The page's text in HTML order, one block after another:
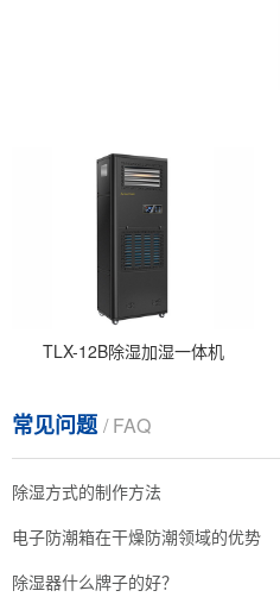
TLX-12B除湿加湿一体机
常见问题/ FAQ
除湿方式的制作方法
电子防潮箱在干燥防潮领域的优势
除湿器什么牌子的好？